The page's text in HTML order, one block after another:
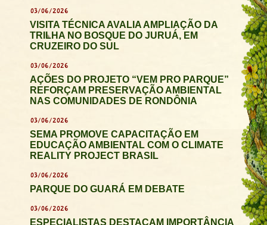
03/06/2026
VISITA TÉCNICA AVALIA AMPLIAÇÃO DA
TRILHA NO BOSQUE DO JURUÁ, EM
CRUZEIRO DO SUL
03/06/2026
AÇÕES DO PROJETO “VEM PRO PARQUE”
REFORÇAM PRESERVAÇÃO AMBIENTAL
NAS COMUNIDADES DE RONDÔNIA
03/06/2026
SEMA PROMOVE CAPACITAÇÃO EM
EDUCAÇÃO AMBIENTAL COM O CLIMATE
REALITY PROJECT BRASIL
03/06/2026
PARQUE DO GUARÁ EM DEBATE
03/06/2026
ESPECIALISTAS DESTACAM IMPORTÂNCIA